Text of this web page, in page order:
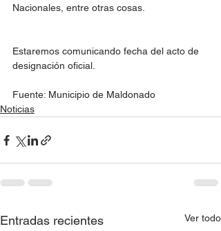
Nacionales, entre otras cosas.
Estaremos comunicando fecha del acto de
designación oficial.
Fuente: Municipio de Maldonado
Noticias
Entradas recientes Ver todo